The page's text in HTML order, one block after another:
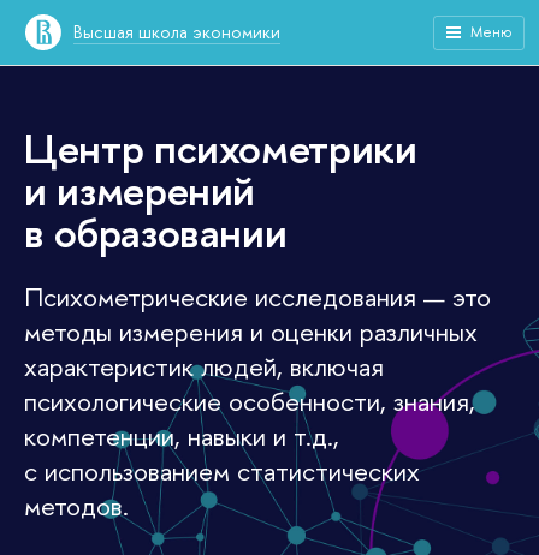
Высшая школа экономики Меню
Центр психометрики
и измерений
в образовании
Психометрические исследования — это
методы измерения и оценки различных
характеристик людей, включая
психологические особенности, знания,
компетенции, навыки и т.д.,
с использованием статистических
методов.